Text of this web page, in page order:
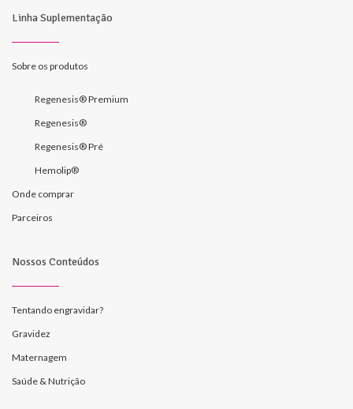
Linha Suplementação
Sobre os produtos
Regenesis® Premium
Regenesis®
Regenesis® Pré
Hemolip®
Onde comprar
Parceiros
Nossos Conteúdos
Tentando engravidar?
Gravidez
Maternagem
Saúde & Nutrição